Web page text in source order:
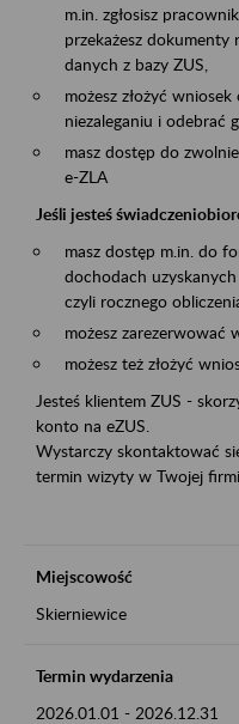
m.in. zgłosisz
przekażesz dokumenty
danych z bazy ZUS,
możesz złożyć
niezaleganiu i odebrać
masz dostęp do
e-ZLA
Jeśli jesteś
masz dostęp m.in. do
dochodach
czyli rocznego
możesz zarezerwować
możesz też złożyć
Jesteś klientem ZUS -
konto na eZUS.
Wystarczy skontaktować
termin wizyty w Twojej
Miejscowość
Skierniewice
Termin wydarzenia
2026.01.01 - 2026.12.31